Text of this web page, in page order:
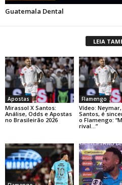
LEIA
Apostas
Mirassol X Santos:
Análise, Odds e Apostas
no Brasileirão 2026
Flamengo
Vídeo:
Santos, é
o Flamengo:
rival…”